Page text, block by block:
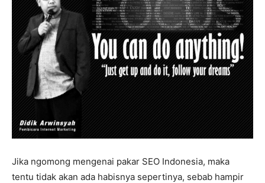
Jika ngomong mengenai pakar SEO Indonesia, maka
tentu tidak akan ada habisnya sepertinya, sebab hampir